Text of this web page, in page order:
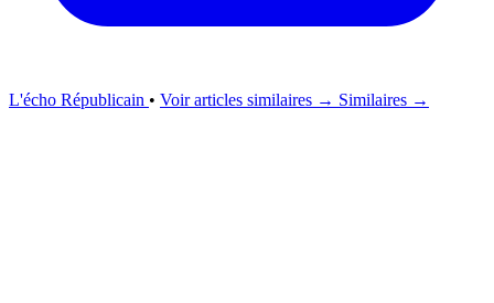
L'écho Républicain • Voir articles similaires → Similaires →